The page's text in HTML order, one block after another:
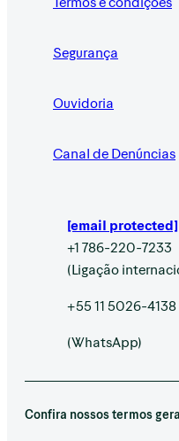
Segurança
Ouvidoria
Canal de Denúncias
[email protected]
+1 786-220-7233
(Ligação
+55 11 5026-4138
(WhatsApp)
Confira nossos termos